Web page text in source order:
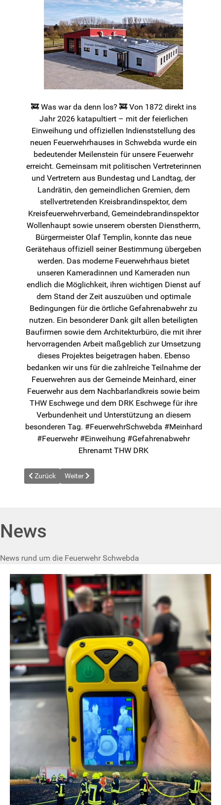
🚒 Was war da denn los? 🚒 Von 1872 direkt ins
Jahr 2026 katapultiert – mit der feierlichen
Einweihung und offiziellen Indienststellung des
neuen Feuerwehrhauses in Schwebda wurde ein
bedeutender Meilenstein für unsere Feuerwehr
erreicht. Gemeinsam mit politischen Vertreterinnen
und Vertretern aus Bundestag und Landtag, der
Landrätin, den gemeindlichen Gremien, dem
stellvertretenden Kreisbrandinspektor, dem
Kreisfeuerwehrverband, Gemeindebrandinspektor
Wollenhaupt sowie unserem obersten Dienstherrn,
Bürgermeister Olaf Templin, konnte das neue
Gerätehaus offiziell seiner Bestimmung übergeben
werden. Das moderne Feuerwehrhaus bietet
unseren Kameradinnen und Kameraden nun
endlich die Möglichkeit, ihren wichtigen Dienst auf
dem Stand der Zeit auszuüben und optimale
Bedingungen für die örtliche Gefahrenabwehr zu
nutzen. Ein besonderer Dank gilt allen beteiligten
Baufirmen sowie dem Architekturbüro, die mit ihrer
hervorragenden Arbeit maßgeblich zur Umsetzung
dieses Projektes beigetragen haben. Ebenso
bedanken wir uns für die zahlreiche Teilnahme der
Feuerwehren aus der Gemeinde Meinhard, einer
Feuerwehr aus dem Nachbarlandkreis sowie beim
THW Eschwege und dem DRK Eschwege für ihre
Verbundenheit und Unterstützung an diesem
besonderen Tag. #FeuerwehrSchwebda #Meinhard
#Feuerwehr #Einweihung #Gefahrenabwehr
Ehrenamt THW DRK
Vorheriger Beitrag: News vom 2026-04-18
Zurück Nächster Beitrag: News vom 2026-05-25
Weiter
News
News rund um die Feuerwehr Schwebda